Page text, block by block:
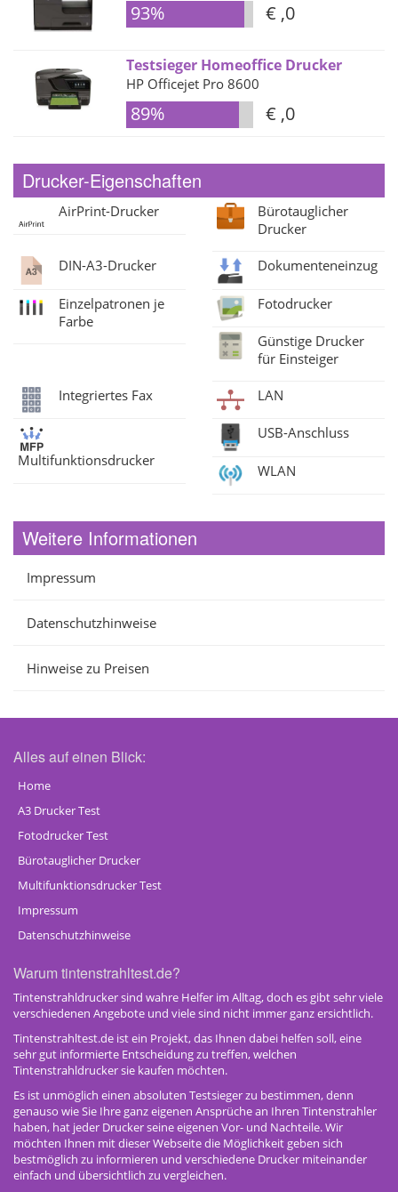
93% € ,0
Testsieger Homeoffice Drucker
HP Officejet Pro 8600
89% € ,0
Drucker-Eigenschaften
AirPrint-Drucker
Bürotauglicher
Drucker
DIN-A3-Drucker Dokumenteneinzug
Einzelpatronen je
Farbe
Fotodrucker
Günstige Drucker
für Einsteiger
Integriertes Fax LAN
Multifunktionsdrucker
USB-Anschluss
WLAN
Weitere Informationen
Impressum
Datenschutzhinweise
Hinweise zu Preisen
Alles auf einen Blick:
Home
A3 Drucker Test
Fotodrucker Test
Bürotauglicher Drucker
Multifunktionsdrucker Test
Impressum
Datenschutzhinweise
Warum tintenstrahltest.de?
Tintenstrahldrucker sind wahre Helfer im Alltag, doch es gibt sehr viele
verschiedenen Angebote und viele sind nicht immer ganz ersichtlich.
Tintenstrahltest.de ist ein Projekt, das Ihnen dabei helfen soll, eine
sehr gut informierte Entscheidung zu treffen, welchen
Tintenstrahldrucker sie kaufen möchten.
Es ist unmöglich einen absoluten Testsieger zu bestimmen, denn
genauso wie Sie Ihre ganz eigenen Ansprüche an Ihren Tintenstrahler
haben, hat jeder Drucker seine eigenen Vor- und Nachteile. Wir
möchten Ihnen mit dieser Webseite die Möglichkeit geben sich
bestmöglich zu informieren und verschiedene Drucker miteinander
einfach und übersichtlich zu vergleichen.